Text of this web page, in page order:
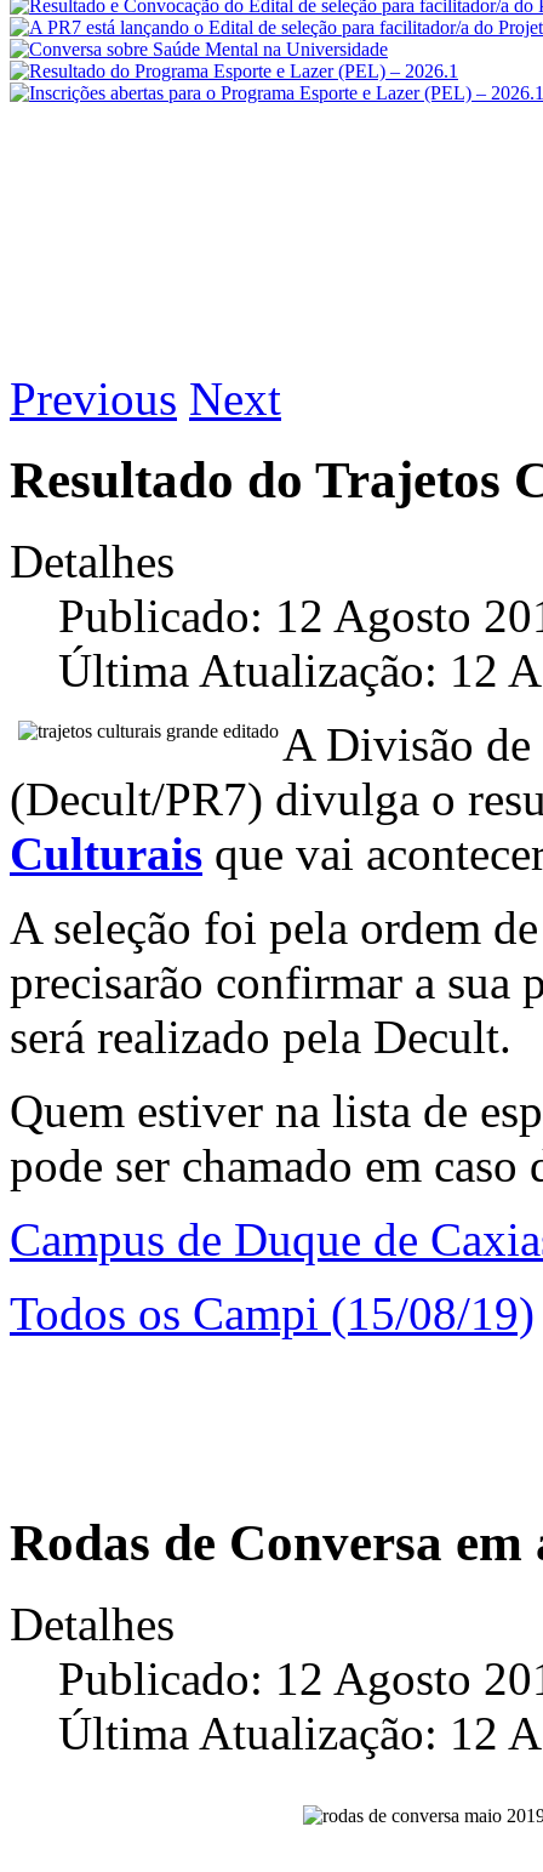
Previous Next
Resultado do Trajetos
Detalhes
Publicado: 12 Agosto
Última Atualização: 12
A Divisão de
(Decult/PR7) divulga o
Culturais que vai
A seleção foi pela ordem
precisarão confirmar a sua
será realizado pela Decult.
Quem estiver na lista de
pode ser chamado em
Campus de Duque de
Todos os Campi (15/08/19)
Rodas de Conversa em
Detalhes
Publicado: 12 Agosto
Última Atualização: 12